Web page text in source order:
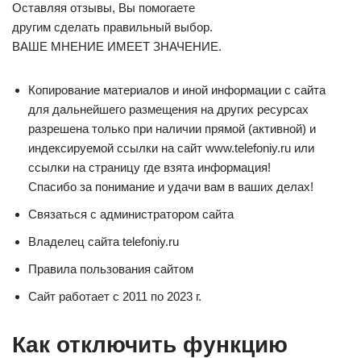
Оставляя отзывы, Вы помогаете
другим сделать правильный выбор.
ВАШЕ МНЕНИЕ ИМЕЕТ ЗНАЧЕНИЕ.
Копирование материалов и иной информации с сайта
для дальнейшего размещения на других ресурсах
разрешена только при наличии прямой (активной) и
индексируемой ссылки на сайт www.telefoniy.ru или
ссылки на страницу где взята информация!
Спасибо за понимание и удачи вам в ваших делах!
Связаться с администратором сайта
Владелец сайта telefoniy.ru
Правила пользования сайтом
Сайт работает с 2011 по 2023 г.
Как отключить функцию